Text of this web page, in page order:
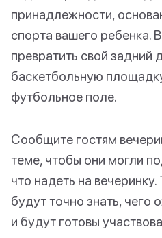
принадлежности,
спорта вашего ребенка.
превратить свой
баскетбольную
футбольное поле.
Сообщите гостям
теме, чтобы они могли
что надеть на
будут точно знать, чего
и будут готовы